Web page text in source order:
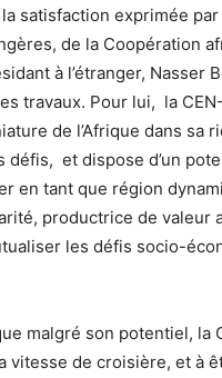
la satisfaction exprimée
de la Coopération
à l’étranger, Nasser
travaux. Pour lui, la
de l’Afrique dans sa
défis, et dispose d’un
en tant que région
productrice de valeur
les défis socio-
malgré son potentiel, la
vitesse de croisière, et à